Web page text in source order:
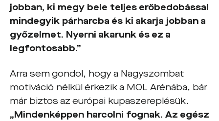
jobban, ki megy bele teljes erőbedobással
mindegyik párharcba és ki akarja jobban a
győzelmet. Nyerni akarunk és ez a
legfontosabb.”
Arra sem gondol, hogy a Nagyszombat
motiváció nélkül érkezik a MOL Arénába, bár
már biztos az európai kupaszereplésük.
„Mindenképpen harcolni fognak. Az egész